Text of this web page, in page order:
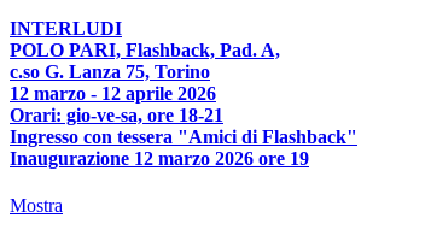
INTERLUDI
POLO PARI, Flashback, Pad. A,
c.so G. Lanza 75, Torino
12 marzo - 12 aprile 2026
Orari: gio-ve-sa, ore 18-21
Ingresso con tessera "Amici di Flashback"
Inaugurazione 12 marzo 2026 ore 19
Mostra